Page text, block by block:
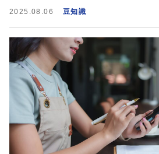
2025.08.06 豆知識